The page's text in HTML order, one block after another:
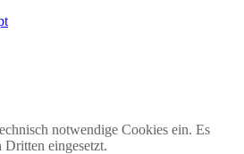
notwendige Cookies ein. Es
eingesetzt.